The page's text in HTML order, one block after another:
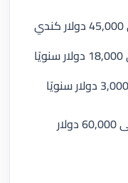
بالتالي، التكلفة الإجمالية قد تصل إلى 60,000 دولار